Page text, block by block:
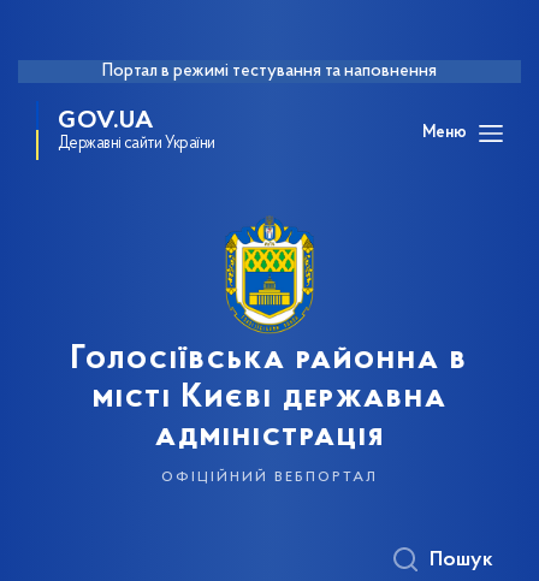
Портал в режимі тестування та наповнення
GOV.UA
Державні сайти України
Меню
Голосіївська районна в
місті Києві державна
адміністрація
офіційний вебпортал
Пошук